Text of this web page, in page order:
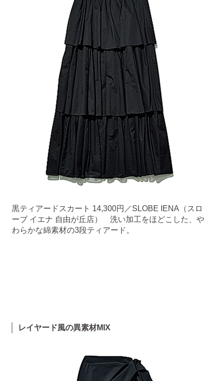
黒ティアードスカート 14,300円／SLOBE IENA（スロ
ーブ イエナ 自由が丘店） 洗い加工をほどこした、や
わらかな綿素材の3段ティアード。
レイヤード風の異素材MIX